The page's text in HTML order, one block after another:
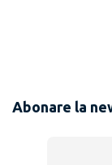
Abonare la